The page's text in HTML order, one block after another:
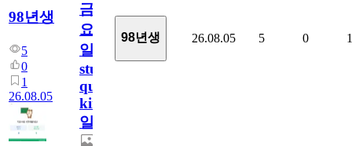
98년생
5
0
1
26.08.05
금
요
일/English
study
quiz
king773
일
98년생 26.08.05 5 0 1